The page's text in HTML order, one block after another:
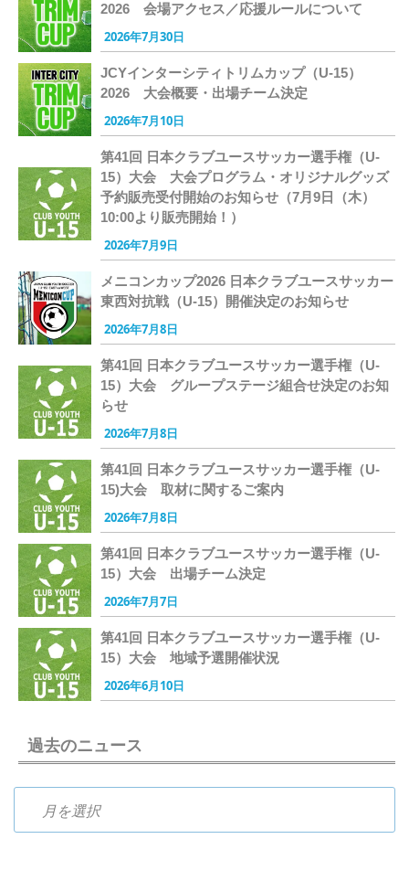
2026 会場アクセス／応援ルールについて
2026年7月30日
JCYインターシティトリムカップ（U-15）
2026 大会概要・出場チーム決定
2026年7月10日
第41回 日本クラブユースサッカー選手権（U-
15）大会 大会プログラム・オリジナルグッズ
予約販売受付開始のお知らせ（7月9日（木）
10:00より販売開始！）
2026年7月9日
メニコンカップ2026 日本クラブユースサッカー
東西対抗戦（U-15）開催決定のお知らせ
2026年7月8日
第41回 日本クラブユースサッカー選手権（U-
15）大会 グループステージ組合せ決定のお知
らせ
2026年7月8日
第41回 日本クラブユースサッカー選手権（U-
15)大会 取材に関するご案内
2026年7月8日
第41回 日本クラブユースサッカー選手権（U-
15）大会 出場チーム決定
2026年7月7日
第41回 日本クラブユースサッカー選手権（U-
15）大会 地域予選開催状況
2026年6月10日
過去のニュース